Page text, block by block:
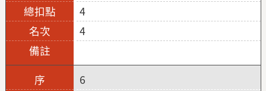
4
4
6